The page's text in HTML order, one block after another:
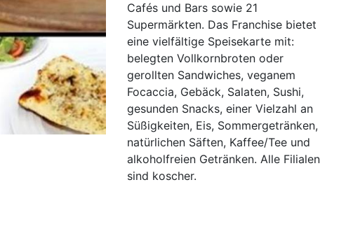
Cafés und Bars sowie 21
Supermärkten. Das Franchise bietet
eine vielfältige Speisekarte mit:
belegten Vollkornbroten oder
gerollten Sandwiches, veganem
Focaccia, Gebäck, Salaten, Sushi,
gesunden Snacks, einer Vielzahl an
Süßigkeiten, Eis, Sommergetränken,
natürlichen Säften, Kaffee/Tee und
alkoholfreien Getränken. Alle Filialen
sind koscher.